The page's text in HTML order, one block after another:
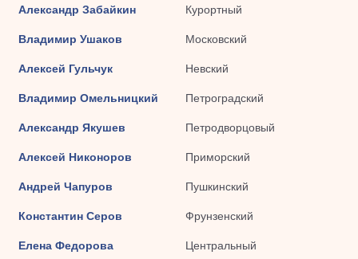
Александр Забайкин Курортный
Владимир Ушаков Московский
Алексей Гульчук Невский
Владимир Омельницкий Петроградский
Александр Якушев Петродворцовый
Алексей Никоноров Приморский
Андрей Чапуров Пушкинский
Константин Серов Фрунзенский
Елена Федорова Центральный